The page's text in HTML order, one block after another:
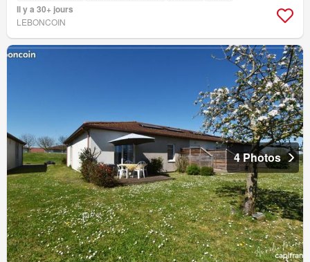
Il y a 30+ jours
LEBONCOIN
4 Photos